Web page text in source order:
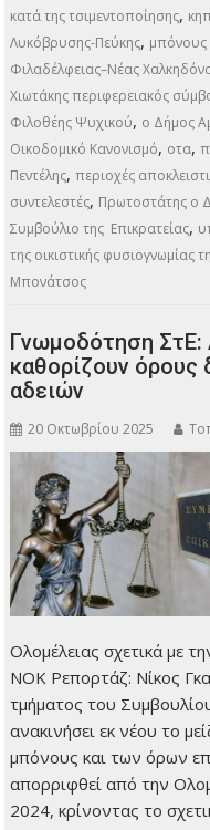
κατά της τσιμεντοποίησης,
Λυκόβρυσης-Πεύκης,
Φιλαδέλφειας–Νέας
Χιωτάκης περιφερειακός
Φιλοθέης Ψυχικού, ο Δήμος
Οικοδομικό Κανονισμό, οτα,
Πεντέλης,περιοχές
συντελεστές, Πρωτοστάτης ο
Συμβούλιο της Επικρατείας,
της οικιστικής φυσιογνωμίας
Μπονάτσος
Γνωμοδότηση ΣτΕ:
καθορίζουν
αδειών
20 Οκτωβρίου 2025
Ολομέλειας σχετικά με
ΝΟΚ Ρεπορτάζ: Νίκος
τμήματος του
ανακινήσει εκ νέου το
μπόνους και των όρων
απορριφθεί από την
2024, κρίνοντας το